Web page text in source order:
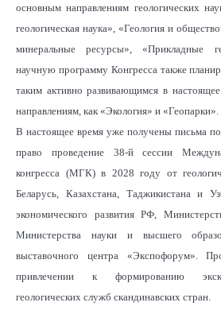
основным направлениям геологических
геологическая наука», «Геология и
минеральные ресурсы», «Прикладные
научную программу Конгресса также
таким активно развивающимся в
направлениям, как «Экология» и «Геопарки».
В настоящее время уже получены письма
право проведение 38-й сессии
конгресса (МГК) в 2028 году от
Беларусь, Казахстана, Таджикистана и
экономического развития РФ,
Министерства науки и высшего
выставочного центра «Экспофорум».
привлечении к формированию
геологических служб скандинавских стран.